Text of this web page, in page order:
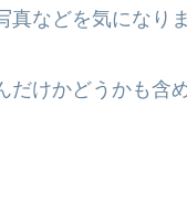
などを気になり
だけかどうかも含